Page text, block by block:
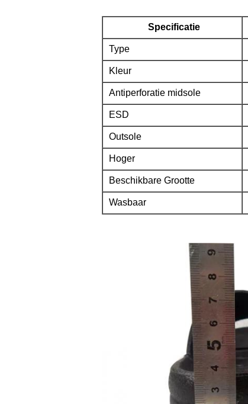
Specificatie
Type
Kleur
Antiperforatie midsole
ESD
Outsole
Hoger
Beschikbare Grootte
Wasbaar